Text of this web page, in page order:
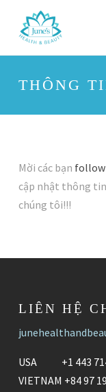
THÔNG
Mời các bạn follow
cập nhật thông
chúng tôi!!!
LIÊN HỆ
USA +1 443
VIETNAM +84 97